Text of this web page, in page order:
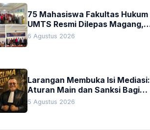
75 Mahasiswa Fakultas Hukum
UMTS Resmi Dilepas Magang,
Dekan Titip Empat Pesan
6 Agustus 2026
Larangan Membuka Isi Mediasi:
Aturan Main dan Sanksi Bagi
Penegak Hukum
5 Agustus 2026